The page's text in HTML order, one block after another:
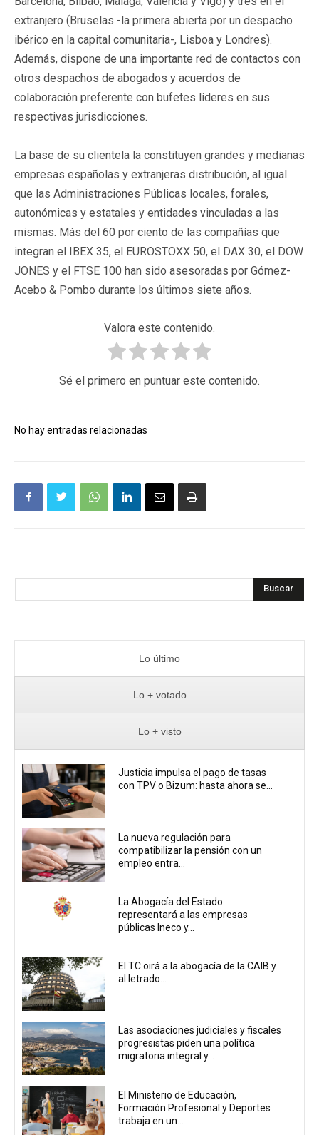
extranjero (Bruselas -la primera abierta por un despacho
ibérico en la capital comunitaria-, Lisboa y Londres).
Además, dispone de una importante red de contactos con
otros despachos de abogados y acuerdos de
colaboración preferente con bufetes líderes en sus
respectivas jurisdicciones.
La base de su clientela la constituyen grandes y medianas
empresas españolas y extranjeras distribución, al igual
que las Administraciones Públicas locales, forales,
autonómicas y estatales y entidades vinculadas a las
mismas. Más del 60 por ciento de las compañías que
integran el IBEX 35, el EUROSTOXX 50, el DAX 30, el DOW
JONES y el FTSE 100 han sido asesoradas por Gómez-
Acebo & Pombo durante los últimos siete años.
Valora este contenido.
Sé el primero en puntuar este contenido.
No hay entradas relacionadas
Buscar
Lo último
Lo + votado
Lo + visto
Justicia impulsa el pago de tasas
con TPV o Bizum: hasta ahora se...
La nueva regulación para
compatibilizar la pensión con un
empleo entra...
La Abogacía del Estado
representará a las empresas
públicas Ineco y...
El TC oirá a la abogacía de la CAIB y
al letrado...
Las asociaciones judiciales y fiscales
progresistas piden una política
migratoria integral y...
El Ministerio de Educación,
Formación Profesional y Deportes
trabaja en un...